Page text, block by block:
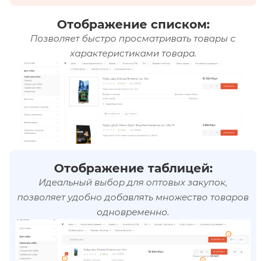
Отображение списком:
Позволяет быстро просматривать товары с
характеристиками товара.
Отображение таблицей:
Идеальный выбор для оптовых закупок,
позволяет удобно добавлять множество товаров
одновременно.